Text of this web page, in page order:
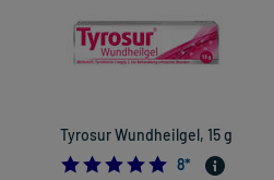
Tyrosur Wundheilgel, 15 g
5.0
8*